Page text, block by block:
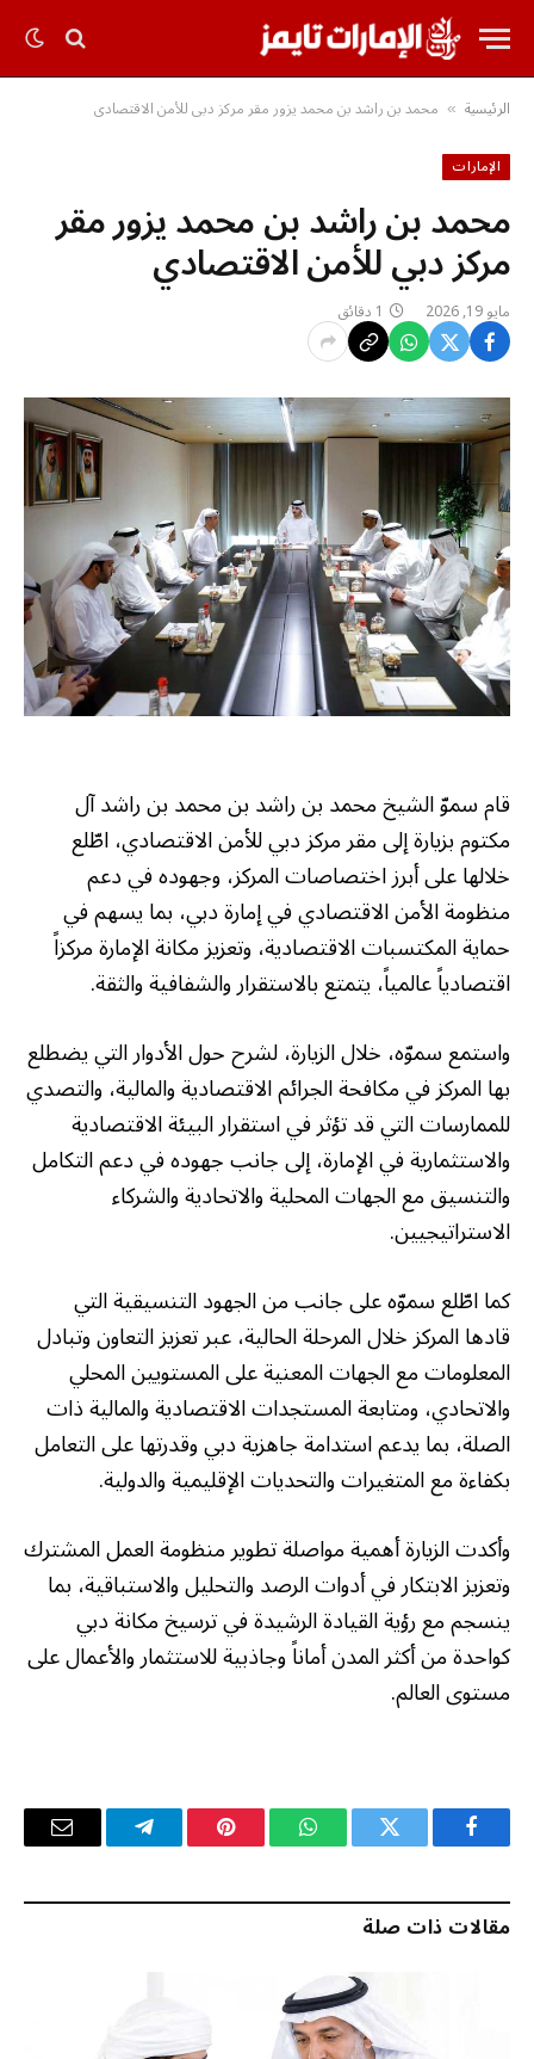
الرئيسية » محمد بن راشد بن محمد يزور مقر مركز دبي للأمن الاقتصادي
الإمارات
محمد بن راشد بن محمد يزور مقر
مركز دبي للأمن الاقتصادي
مايو 19, 2026 1 دقائق
قام سموّ الشيخ محمد بن راشد بن محمد بن راشد آل
مكتوم بزيارة إلى مقر مركز دبي للأمن الاقتصادي، اطّلع
خلالها على أبرز اختصاصات المركز، وجهوده في دعم
منظومة الأمن الاقتصادي في إمارة دبي، بما يسهم في
حماية المكتسبات الاقتصادية، وتعزيز مكانة الإمارة مركزاً
اقتصادياً عالمياً، يتمتع بالاستقرار والشفافية والثقة.
واستمع سموّه، خلال الزيارة، لشرح حول الأدوار التي يضطلع
بها المركز في مكافحة الجرائم الاقتصادية والمالية، والتصدي
للممارسات التي قد تؤثر في استقرار البيئة الاقتصادية
والاستثمارية في الإمارة، إلى جانب جهوده في دعم التكامل
والتنسيق مع الجهات المحلية والاتحادية والشركاء
الاستراتيجيين.
كما اطّلع سموّه على جانب من الجهود التنسيقية التي
قادها المركز خلال المرحلة الحالية، عبر تعزيز التعاون وتبادل
المعلومات مع الجهات المعنية على المستويين المحلي
والاتحادي، ومتابعة المستجدات الاقتصادية والمالية ذات
الصلة، بما يدعم استدامة جاهزية دبي وقدرتها على التعامل
بكفاءة مع المتغيرات والتحديات الإقليمية والدولية.
وأكدت الزيارة أهمية مواصلة تطوير منظومة العمل المشترك
وتعزيز الابتكار في أدوات الرصد والتحليل والاستباقية، بما
ينسجم مع رؤية القيادة الرشيدة في ترسيخ مكانة دبي
كواحدة من أكثر المدن أماناً وجاذبية للاستثمار والأعمال على
مستوى العالم.
فيسبوك تويتر واتساب بينتيريستتيلقرام
البريد
مقالات ذات صلة